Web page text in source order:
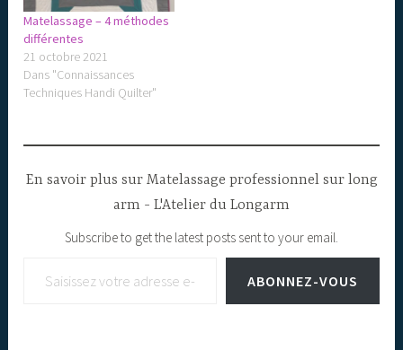
Matelassage – 4 méthodes
différentes
21 octobre 2021
Dans "Connaissances
Techniques Handi Quilter"
En savoir plus sur Matelassage professionnel sur long
arm - L'Atelier du Longarm
Subscribe to get the latest posts sent to your email.
ABONNEZ-VOUS